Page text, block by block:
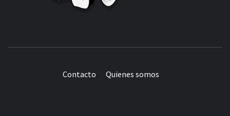
Contacto Quienes somos